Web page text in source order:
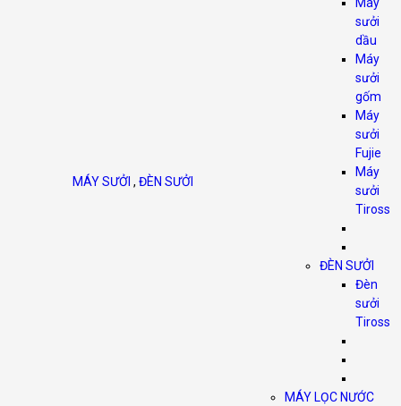
MÁY SƯỞI,ĐÈN SƯỞI
Máy
sưởi
dầu
Máy
sưởi
gốm
Máy
sưởi
Fujie
Máy
sưởi
Tiross
ĐÈN SƯỞI
Đèn
sưởi
Tiross
MÁY LỌC NƯỚC